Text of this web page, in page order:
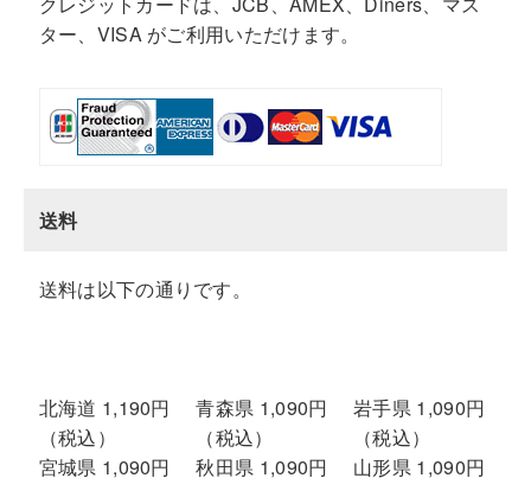
ター、VISA がご利用いただけます。
送料
送料は以下の通りです。
北海道 1,190円
（税込）
青森県 1,090円
（税込）
岩手県 1,090円
（税込）
宮城県 1,090円
秋田県 1,090円
山形県 1,090円